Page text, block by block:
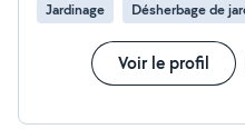
Jardinage Désherbage de
Voir le profil